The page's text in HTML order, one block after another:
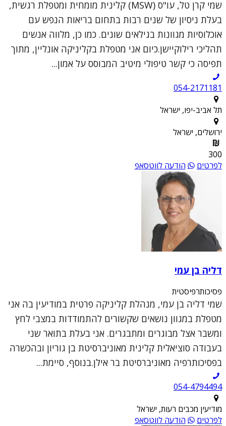
שמי קרן טל, עו"ס (MSW) קלינית מומחית ומטפלת רגשית,
בעלת ניסיון של שנים רבות בתחום בריאות הנפש עם
אוכלוסיות מגוונות בגילאים שונים. כמו כן, מלווה אנשים
תהליכי רילוקיישן.כיום אני מטפלת בקליניקה אונליין, מתוך
תפיסה כי קשר טיפולי מיטיב המבוסס על אמון...
054-2171181
תל אביב-יפו, ישראל
ירושלים, ישראל
300
לפרטים
הודעה לווטסאפ
דליה בן עמי
פסיכותרפיסטית
שמי דליה בן עמי, מנהלת קליניקה פרטית במודיעין בה אני
מטפלת במגוון נושאים שקשורים להתמודדות במצבי לחץ
ומשבר אצל מבוגרים ומתבגרים. אני בעלת בתואר שני
בעבודה סוציאלית קלינית מאוניברסיטת בן גוריון ובהכשרה
בפסיכותרפיה מאוניברסיטת בר אילן.בנוסף, סיימת...
054-4794494
מודיעין מכבים רעות, ישראל
לפרטים
הודעה לווטסאפ